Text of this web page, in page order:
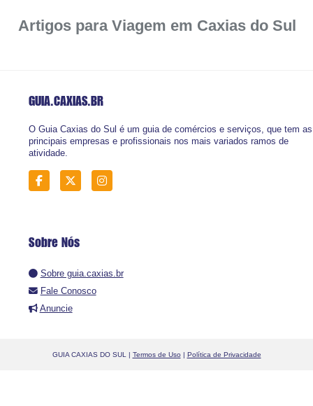
Artigos para Viagem em Caxias do Sul
GUIA.CAXIAS.BR
O Guia Caxias do Sul é um guia de comércios e serviços, que tem as
principais empresas e profissionais nos mais variados ramos de
atividade.
Sobre Nós
Sobre guia.caxias.br
Fale Conosco
Anuncie
GUIA CAXIAS DO SUL | Termos de Uso | Política de Privacidade